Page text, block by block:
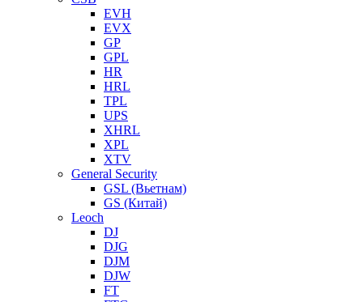
EVH
EVX
GP
GPL
HR
HRL
TPL
UPS
XHRL
XPL
XTV
General Security
GSL (Вьетнам)
GS (Китай)
Leoch
DJ
DJG
DJM
DJW
FT